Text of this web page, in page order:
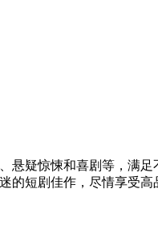
疑惊悚和喜剧等，满
短剧佳作，尽情享受高